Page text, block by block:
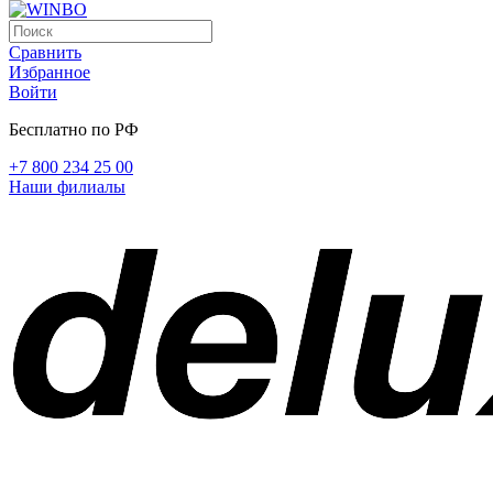
Сравнить
Избранное
Войти
Бесплатно по РФ
+7 800 234 25 00
Наши филиалы